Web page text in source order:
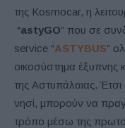
της Kosmocar, η
“astyGO” που σε
service “ASTYBUS”
οικοσύστημα έξυπνης
της Αστυπάλαιας. Έτσι
νησί, μπορούν να
τρόπο μέσω της